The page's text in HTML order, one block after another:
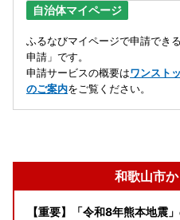
自治体マイページ
ふるなびマイページで申請でき
申請」です。
申請サービスの概要はワンスト
のご案内をご覧ください。
和歌山市
【重要】「令和8年熊本地震